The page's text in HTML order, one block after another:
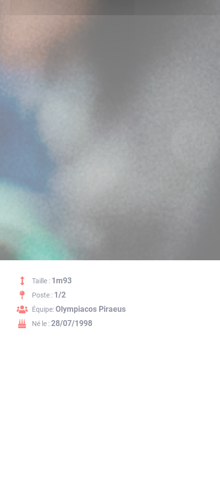
Taille : 1m93
Poste : 1/2
Équipe:Olympiacos Piraeus
Né le :28/07/1998